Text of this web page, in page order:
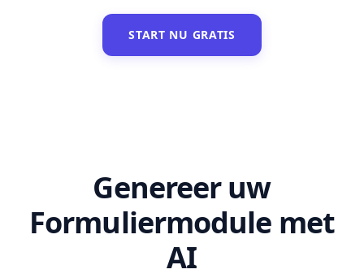
START NU GRATIS
Genereer uw
Formuliermodule met
AI